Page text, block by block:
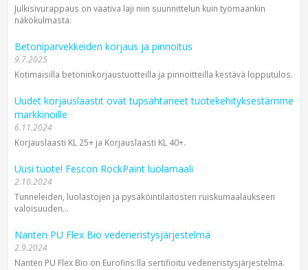
Julkisivurappaus on vaativa laji niin suunnittelun kuin työmaankin
näkökulmasta.
Betoniparvekkeiden korjaus ja pinnoitus
9.7.2025
Kotimaisilla betoninkorjaustuotteilla ja pinnoitteilla kestävä lopputulos.
Uudet korjauslaastit ovat tupsahtaneet tuotekehityksestämme
markkinoille
6.11.2024
Korjauslaasti KL 25+ ja Korjauslaasti KL 40+.
Uusi tuote! Fescon RockPaint luolamaali
2.10.2024
Tunneleiden, luolastojen ja pysäköintilaitosten ruiskumaalaukseen
valoisuuden...
Nanten PU Flex Bio vedeneristysjärjestelmä
2.9.2024
Nanten PU Flex Bio on Eurofins:lla sertifioitu vedeneristysjärjestelmä.